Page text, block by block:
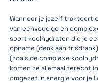
Wanneer je jezelf trakteert
van eenvoudige en
soort koolhydraten die je
opname (denk aan
(zoals de complexe
komen ze allemaal terecht
omgezet in energie voor je